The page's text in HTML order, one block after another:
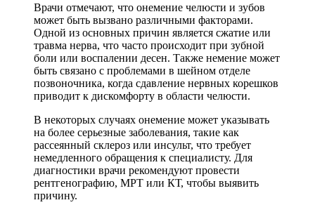
Врачи отмечают, что онемение челюсти и зубов
может быть вызвано различными факторами.
Одной из основных причин является сжатие или
травма нерва, что часто происходит при зубной
боли или воспалении десен. Также немение может
быть связано с проблемами в шейном отделе
позвоночника, когда сдавление нервных корешков
приводит к дискомфорту в области челюсти.
В некоторых случаях онемение может указывать
на более серьезные заболевания, такие как
рассеянный склероз или инсульт, что требует
немедленного обращения к специалисту. Для
диагностики врачи рекомендуют провести
рентгенографию, МРТ или КТ, чтобы выявить
причину.